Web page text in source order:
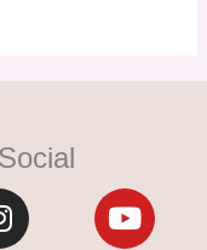
Y
o